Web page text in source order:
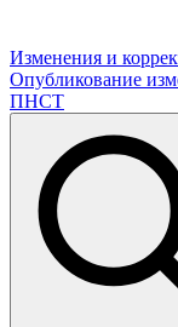
Изменения и
Опубликование
ПНСТ